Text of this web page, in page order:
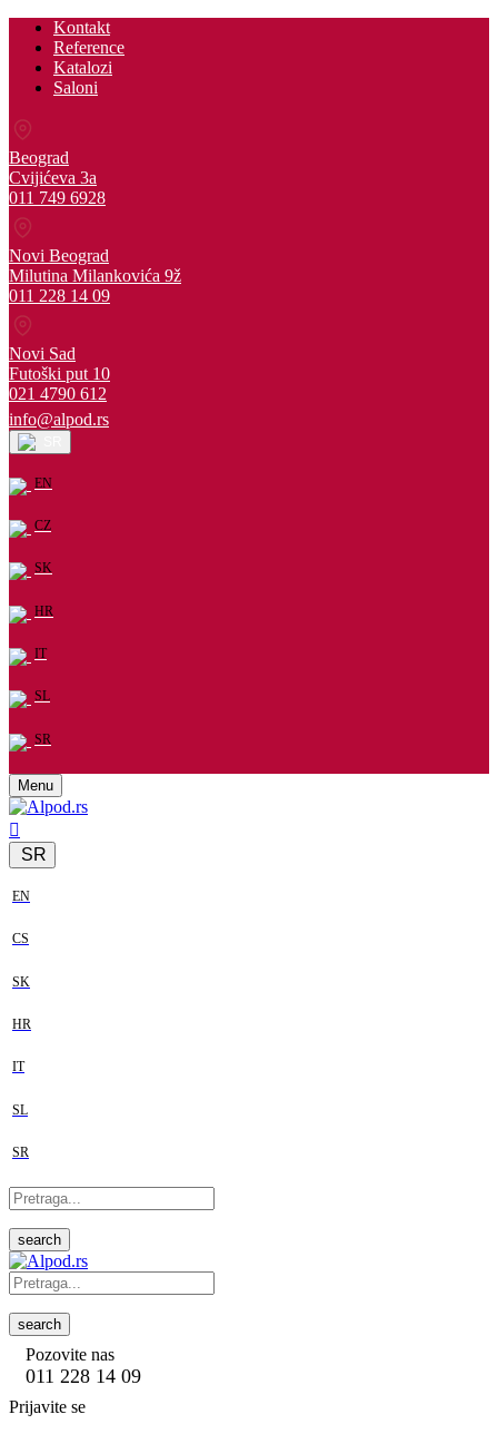
Kontakt
Reference
Katalozi
Saloni
Beograd
Cvijićeva 3a
011 749 6928
Novi Beograd
Milutina Milankovića 9ž
011 228 14 09
Novi Sad
Futoški put 10
021 4790 612
info@alpod.rs
EN
CZ
SK
HR
IT
SL
SR
Menu
SR
EN
CS
SK
HR
IT
SL
SR
search
search
Pozovite nas
011 228 14 09
Prijavite se